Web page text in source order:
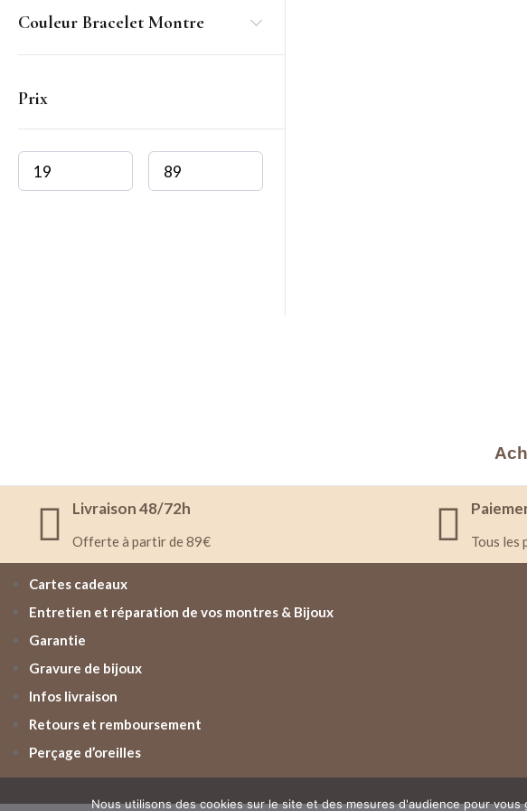
Couleur Bracelet Montre
Prix
Livraison 48/72h
Offerte à partir de 89€ Tous les
Cartes cadeaux
Entretien et réparation de vos montres & Bijoux
Garantie
Gravure de bijoux
Infos livraison
Retours et remboursement
Perçage d’oreilles
Nous utilisons des cookies sur le site et des mesures d'audience pour